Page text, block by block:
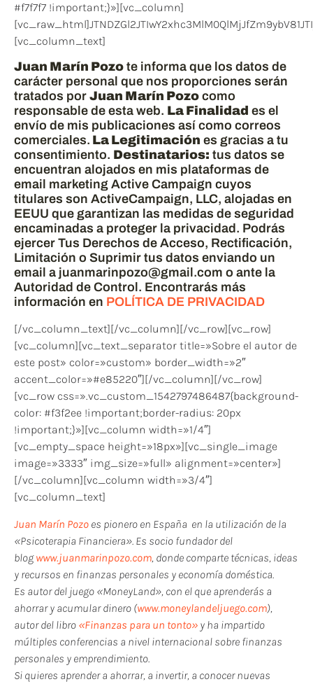
#f7f7f7 !important;}»][vc_column]
[vc_column_text]
Juan Marín Pozo te informa que los datos de
carácter personal que nos proporciones serán
tratados por Juan Marín Pozo como
responsable de esta web. La Finalidad es el
envío de mis publicaciones así como correos
comerciales. La Legitimación es gracias a tu
consentimiento. Destinatarios: tus datos se
encuentran alojados en mis plataformas de
email marketing Active Campaign cuyos
titulares son ActiveCampaign, LLC, alojadas en
EEUU que garantizan las medidas de seguridad
encaminadas a proteger la privacidad. Podrás
ejercer Tus Derechos de Acceso, Rectificación,
Limitación o Suprimir tus datos enviando un
email a juanmarinpozo@gmail.com o ante la
Autoridad de Control. Encontrarás más
información en POLÍTICA DE PRIVACIDAD
[/vc_column_text][/vc_column][/vc_row][vc_row]
[vc_column][vc_text_separator title=»Sobre el autor de
este post» color=»custom» border_width=»2″
accent_color=»#e85220″][/vc_column][/vc_row]
[vc_row css=».vc_custom_1542797486487{background-
color: #f3f2ee !important;border-radius: 20px
!important;}»][vc_column width=»1/4″]
[vc_empty_space height=»18px»][vc_single_image
image=»3333″ img_size=»full» alignment=»center»]
[/vc_column][vc_column width=»3/4″]
[vc_column_text]
Juan Marín Pozo es pionero en España en la utilización de la
«Psicoterapia Financiera». Es socio fundador del
blogwww.juanmarinpozo.com, donde comparte técnicas, ideas
y recursos en finanzas personales y economía doméstica.
Es autor del juego «MoneyLand», con el que aprenderás a
ahorrar y acumular dinero (www.moneylandeljuego.com),
autor del libro «Finanzas para un tonto» y ha impartido
múltiples conferencias a nivel internacional sobre finanzas
personales y emprendimiento.
Si quieres aprender a ahorrar, a invertir, a conocer nuevas